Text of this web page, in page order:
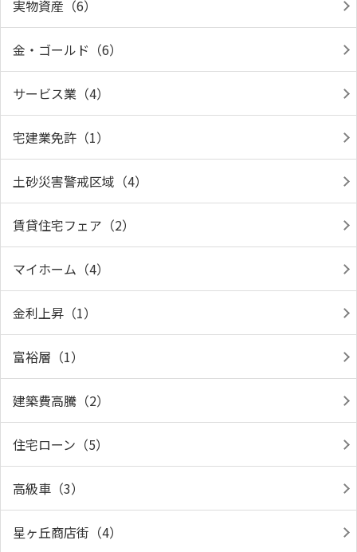
実物資産（6）
金・ゴールド（6）
サービス業（4）
宅建業免許（1）
土砂災害警戒区域（4）
賃貸住宅フェア（2）
マイホーム（4）
金利上昇（1）
富裕層（1）
建築費高騰（2）
住宅ローン（5）
高級車（3）
星ヶ丘商店街（4）